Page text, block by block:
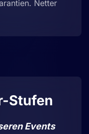
Netter
Stufen
Events